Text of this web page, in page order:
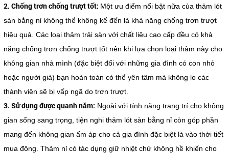
2. Chống trơn chống trượt tốt: Một ưu điểm nổi bật nữa của thảm lót
sàn bằng nỉ không thể không kể đến là khả năng chống trơn trượt
hiệu quả. Các loại thảm trải sàn với chất liệu cao cấp đều có khả
năng chống trơn chống trượt tốt nên khi lựa chọn loại thảm này cho
không gian nhà mình (đặc biệt đối với những gia đình có con nhỏ
hoặc người già) bạn hoàn toàn có thể yên tâm mà không lo các
thành viên sẽ bị vấp ngã do trơn trượt.
3. Sử dụng được quanh năm: Ngoài với tính năng trang trí cho không
gian sống sang trọng, tiện nghi thảm lót sàn bằng nỉ còn góp phần
mang đến không gian ấm áp cho cả gia đình đặc biệt là vào thời tiết
mua đông. Thảm nỉ có tác dụng giữ nhiệt chứ không hề khiến cho